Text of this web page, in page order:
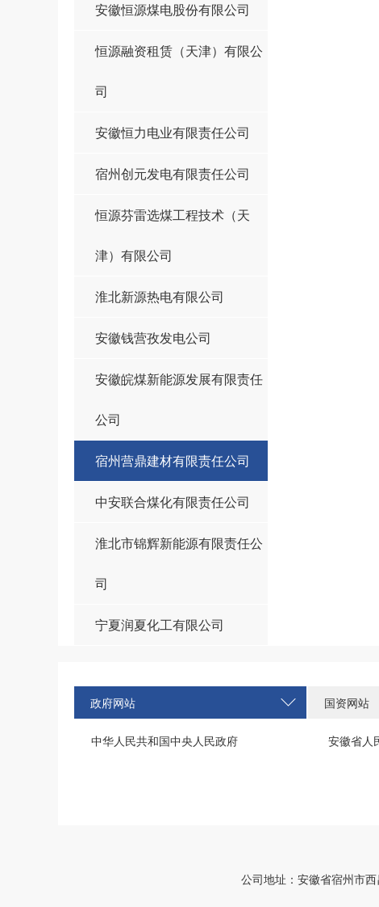
安徽恒源煤电股份有限公司
恒源融资租赁（天津）有限公
司
安徽恒力电业有限责任公司
宿州创元发电有限责任公司
恒源芬雷选煤工程技术（天
津）有限公司
淮北新源热电有限公司
安徽钱营孜发电公司
安徽皖煤新能源发展有限责任
公司
宿州营鼎建材有限责任公司
中安联合煤化有限责任公司
淮北市锦辉新能源有限责任公
司
宁夏润夏化工有限公司
政府网站 国资网站
中华人民共和国中央人民政府 安徽省人
公司地址：安徽省宿州市